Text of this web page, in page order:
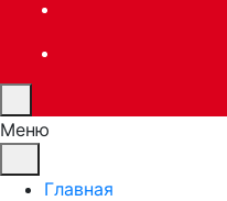
Меню
Главная